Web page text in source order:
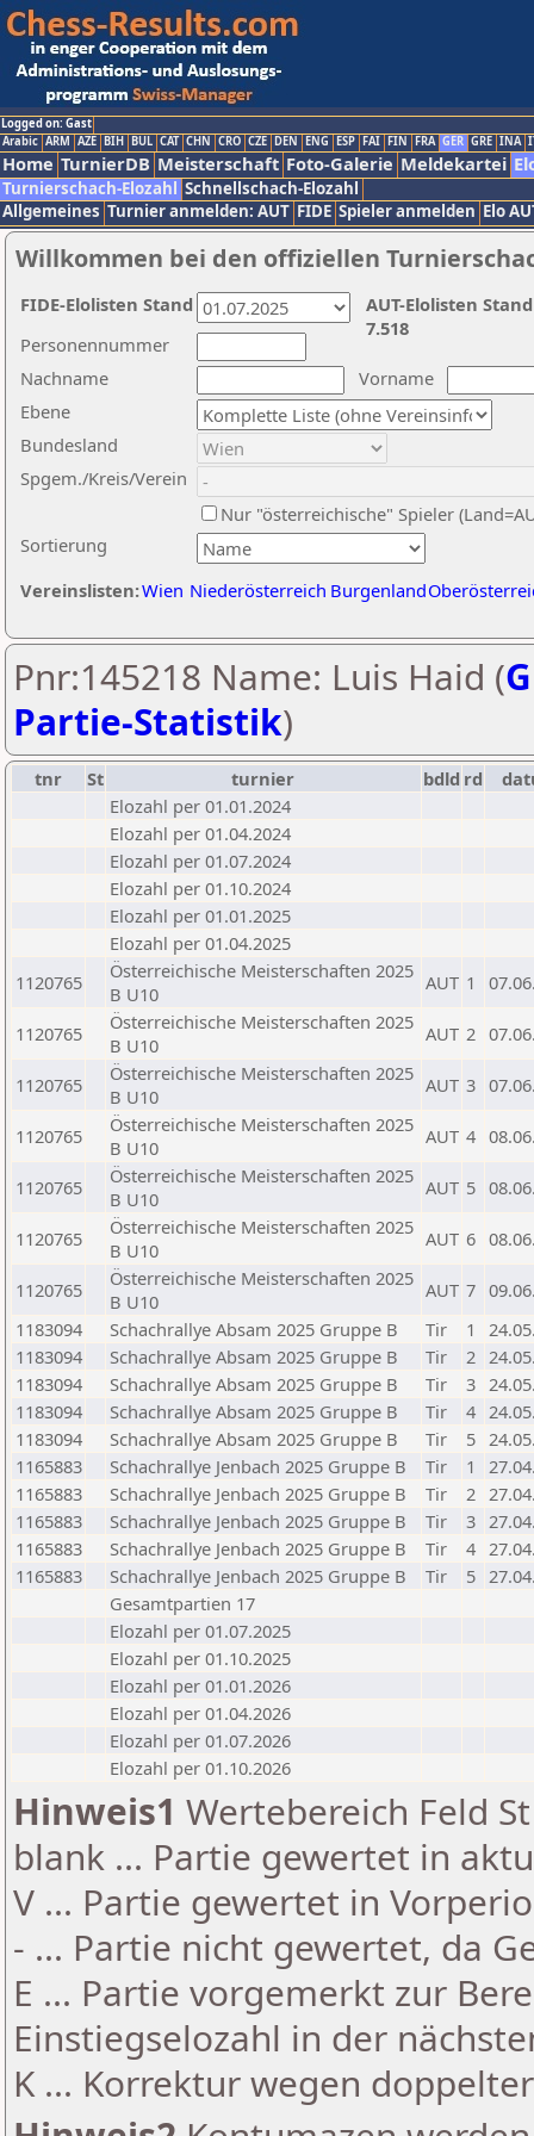
Logged on: Gast
Arabic ARM AZE BIH BUL CAT CHN CRO CZE DEN ENG ESP FAI FIN FRA GER GRE INA
Home TurnierDB Meisterschaft Foto-Galerie Meldekartei
Turnierschach-Elozahl Schnellschach-Elozahl
Allgemeines Turnier anmelden: AUT FIDE Spieler anmelden Elo
Willkommen bei den offiziellen
Nachname
Vorname
Ebene
Sortierung
Personennummer
Bundesland
Spgem./Kreis/Verein
Nur "österreichische" Spieler
Vereinslisten:Wien Niederösterreich Burgenland
AUT-Elolisten
7.518
FIDE-Elolisten Stand
Pnr:145218 Name: Luis Haid (
Partie-Statistik)
tnr St turnier bdld rd
Elozahl per 01.01.2024
Elozahl per 01.04.2024
Elozahl per 01.07.2024
Elozahl per 01.10.2024
Elozahl per 01.01.2025
Elozahl per 01.04.2025
1120765
Österreichische Meisterschaften 2025
B U10
AUT 1
1120765
Österreichische Meisterschaften 2025
B U10
AUT 2
1120765
Österreichische Meisterschaften 2025
B U10
AUT 3
1120765
Österreichische Meisterschaften 2025
B U10
AUT 4
1120765
Österreichische Meisterschaften 2025
B U10
AUT 5
1120765
Österreichische Meisterschaften 2025
B U10
AUT 6
1120765
Österreichische Meisterschaften 2025
B U10
AUT 7
1183094
Schachrallye Absam 2025 Gruppe B Tir 1
1183094
Schachrallye Absam 2025 Gruppe B Tir 2
1183094
Schachrallye Absam 2025 Gruppe B Tir 3
1183094
Schachrallye Absam 2025 Gruppe B Tir 4
1183094
Schachrallye Absam 2025 Gruppe B Tir 5
1165883
Schachrallye Jenbach 2025 Gruppe B Tir 1
1165883
Schachrallye Jenbach 2025 Gruppe B Tir 2
1165883
Schachrallye Jenbach 2025 Gruppe B Tir 3
1165883
Schachrallye Jenbach 2025 Gruppe B Tir 4
1165883
Schachrallye Jenbach 2025 Gruppe B Tir 5
Gesamtpartien 17
Elozahl per 01.07.2025
Elozahl per 01.10.2025
Elozahl per 01.01.2026
Elozahl per 01.04.2026
Elozahl per 01.07.2026
Elozahl per 01.10.2026
Hinweis1 Wertebereich Feld
blank ... Partie gewertet in
V ... Partie gewertet in
- ... Partie nicht gewertet, da
E ... Partie vorgemerkt zur
Einstiegselozahl in der
K ... Korrektur wegen